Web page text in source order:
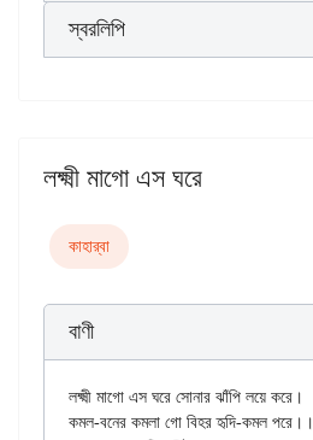
স্বরলিপি
লক্ষ্মী মাগো এস ঘরে
কাহার্‌বা
বাণী
লক্ষ্মী মাগো এস ঘরে সোনার ঝাঁপি লয়ে করে।
কমল-বনের কমলা গো বিহর হৃদি-কমল পরে।।